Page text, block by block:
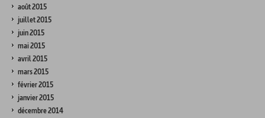
août 2015
juillet 2015
juin 2015
mai 2015
avril 2015
mars 2015
février 2015
janvier 2015
décembre 2014